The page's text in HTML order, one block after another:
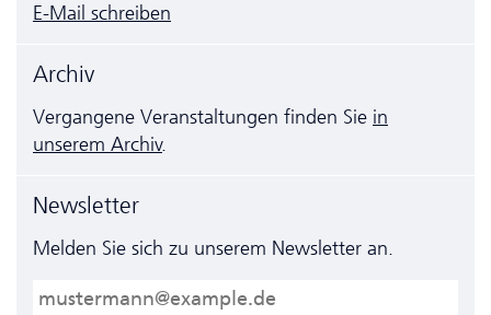
E-Mail schreiben
Archiv
Vergangene Veranstaltungen finden Sie in
unserem Archiv.
Newsletter
Melden Sie sich zu unserem Newsletter an.
E-Mail